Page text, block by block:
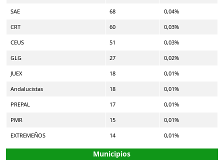
SAE 68 0,04%
CRT 60 0,03%
CEUS 51 0,03%
GLG 27 0,02%
JUEX 18 0,01%
Andalucistas 18 0,01%
PREPAL 17 0,01%
PMR 15 0,01%
EXTREMEÑOS 14 0,01%
Municipios